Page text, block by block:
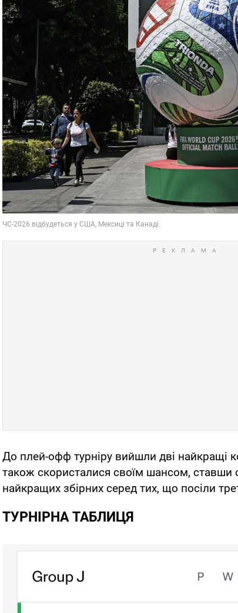
До плей-офф турніру вийшли дві найкращі
також скористалися своїм шансом, ставши
найкращих збірних серед тих, що посіли
ТУРНІРНА ТАБЛИЦЯ